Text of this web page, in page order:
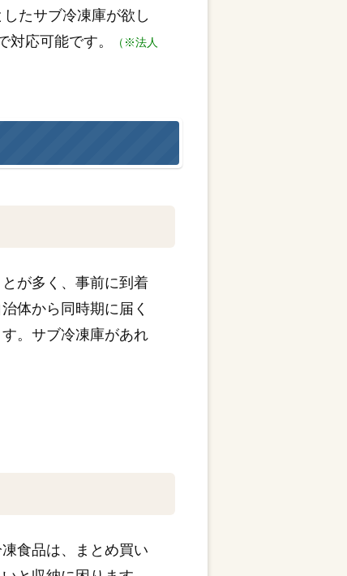
たサブ冷凍庫が欲し
応可能です。
（※法人
が多く、事前に到着
体から同時期に届く
。サブ冷凍庫があれ
食品は、まとめ買い